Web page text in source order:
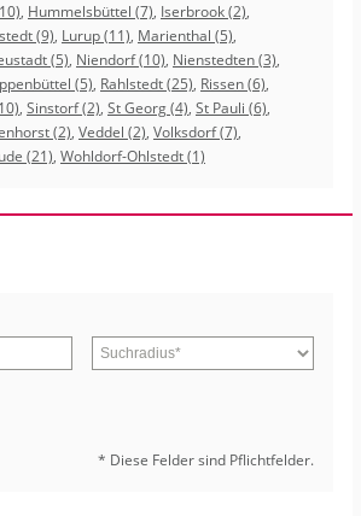
, Hummelsbüttel (7), Iserbrook (2),
(9), Lurup (11), Marienthal (5),
(5), Niendorf (10), Nienstedten (3),
(5), Rahlstedt (25), Rissen (6),
, Sinstorf (2), St Georg (4), St Pauli (6),
(2), Veddel (2), Volksdorf (7),
(21), Wohldorf-Ohlstedt (1)
* Diese Fel­der sind Pflicht­fel­der.